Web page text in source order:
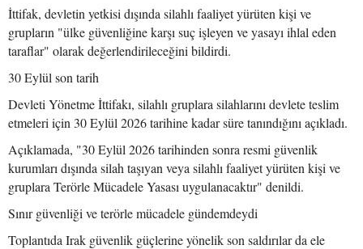
İttifak, devletin yetkisi dışında silahlı faaliyet yürüten kişi ve
grupların "ülke güvenliğine karşı suç işleyen ve yasayı ihlal eden
taraflar" olarak değerlendirileceğini bildirdi.
30 Eylül son tarih
Devleti Yönetme İttifakı, silahlı gruplara silahlarını devlete teslim
etmeleri için 30 Eylül 2026 tarihine kadar süre tanındığını açıkladı.
Açıklamada, "30 Eylül 2026 tarihinden sonra resmi güvenlik
kurumları dışında silah taşıyan veya silahlı faaliyet yürüten kişi ve
gruplara Terörle Mücadele Yasası uygulanacaktır" denildi.
Sınır güvenliği ve terörle mücadele gündemdeydi
Toplantıda Irak güvenlik güçlerine yönelik son saldırılar da ele